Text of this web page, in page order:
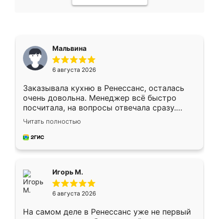
Мальвина
6 августа 2026
Заказывала кухню в Ренессанс, осталась
очень довольна. Менеджер всё быстро
посчитала, на вопросы отвечала сразу.
Замерщик приехал в субботу, подошёл к
делу со всей ответственностью. Собрали
за день, ребята работали аккуратно, даже
Читать полностью
Игорь М.
6 августа 2026
На самом деле в Ренессанс уже не первый